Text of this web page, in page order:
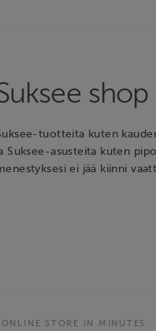
shop
tuotteita kuten
Suksee-asusteita kuten
ei jää kiinni
STORE IN MINUTES.